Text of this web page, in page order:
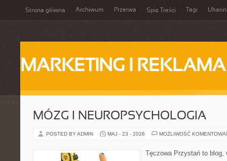
Strona główna Archiwum Przerwa Spis Treści Tagi
MARKETING I REKLAMA
MÓZG I NEUROPSYCHOLOGIA
POSTED BY ADMIN MAJ - 23 - 2026 MOŻLIWOŚĆ
Tęczowa Przystań to